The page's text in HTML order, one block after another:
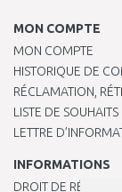
MON COMPTE
MON COMPTE
HISTORIQUE DE
RÉCLAMATION,
LISTE DE SOUHAITS
LETTRE
INFORMATIONS
DROIT DE